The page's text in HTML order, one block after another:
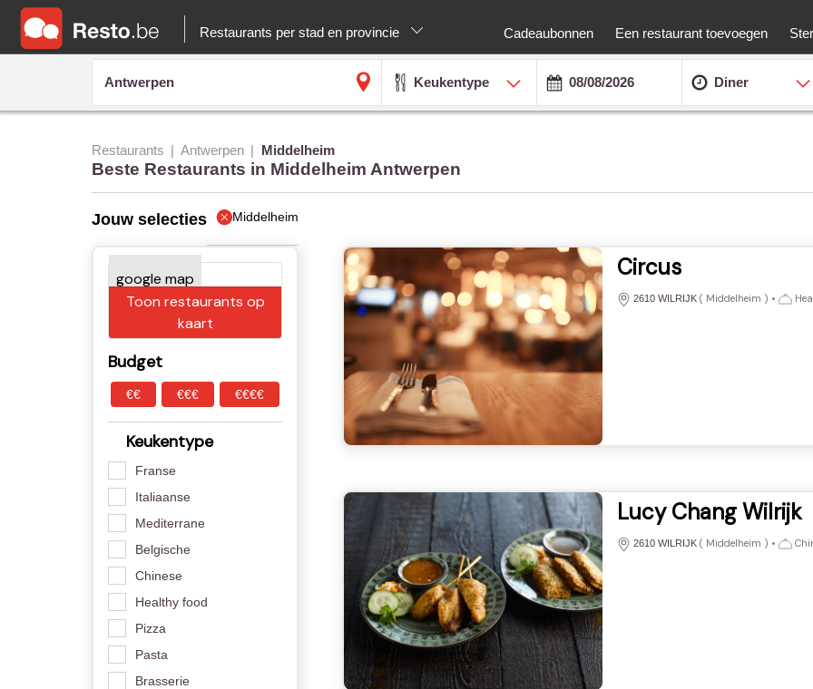
Restaurants per stad en provincie Cadeaubonnen Een restaurant toevoegen
Keukentype Diner
Restaurants Antwerpen Middelheim
Beste Restaurants in Middelheim Antwerpen
Jouw selecties Middelheim
Toon restaurants op
kaart
Budget
€€ €€€ €€€€
Keukentype
Franse
Italiaanse
Mediterrane
Belgische
Chinese
Healthy food
Pizza
Pasta
Brasserie
Circus
2610 WILRIJK ( Middelheim ) •
Lucy Chang Wilrijk
2610 WILRIJK ( Middelheim ) •